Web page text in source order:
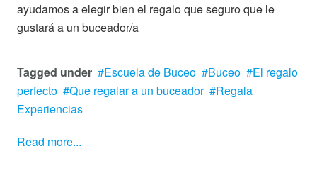
ayudamos a elegir bien el regalo que seguro que le
gustará a un buceador/a
Tagged under Escuela de Buceo Buceo
El regalo
perfecto
Que regalar a un buceador
Regala
Experiencias
Read more...